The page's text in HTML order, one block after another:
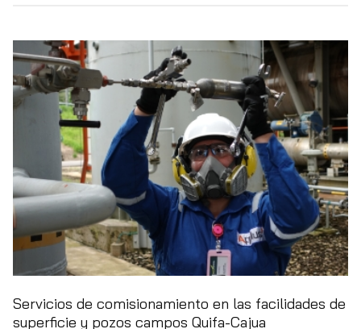
Servicios de comisionamiento en las facilidades de
superficie y pozos campos Quifa-Cajua